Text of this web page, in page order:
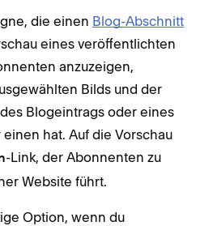
die einen Blog-Abschnitt
eines veröffentlichten
anzuzeigen,
Bilds und der
Blogeintrags oder eines
hat. Auf die Vorschau
-Link, der Abonnenten zu
Website führt.
Option, wenn du